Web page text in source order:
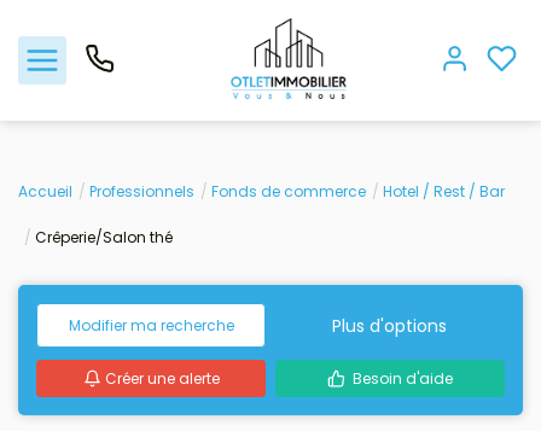
Acheter
Gestion locative
Viager
Accueil Professionnels Fonds de commerce Hotel / Rest / Bar
Crêperie/Salon thé
Modifier ma recherche Plus d'options
Créer une alerte Besoin d'aide